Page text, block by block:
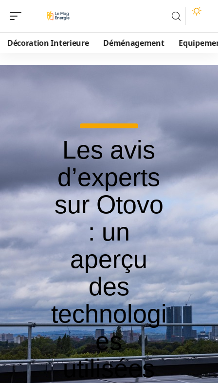
Décoration Interieure Déménagement
Les avis
d’experts
sur Otovo
: un
aperçu
des
technologi
es
utilisées